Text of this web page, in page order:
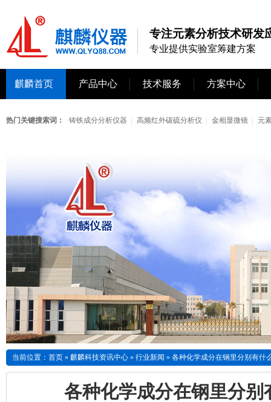
专注元素分析技术研发
专业提供实验室筹建方案
麒麟首页 产品中心 技术服务 方案中心
热门关键搜索词： 铸铁成分分析仪器 高频红外碳硫分析仪 金相显微镜 元
当前位置： 首页 » 麒麟科技资讯中心 » 行业新闻 » 各种化学成分在钢里分别有什
各种化学成分在钢里分别